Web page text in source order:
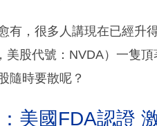
有，很多人講現在已經升
美股代號：NVDA）一隻
隨時要散呢？
美國FDA認證